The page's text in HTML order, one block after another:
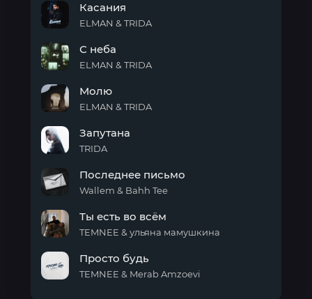
лето
Касания
ELMAN & TRIDA
неба
С неба
ELMAN & TRIDA
Молю
ELMAN & TRIDA
Запутана
TRIDA
письмо
Последнее письмо
Wallem & Bahh Tee
есть
во
Ты есть во всём
TEMNEE & ульяна мамушкина
Просто будь
TEMNEE & Merab Amzoevi